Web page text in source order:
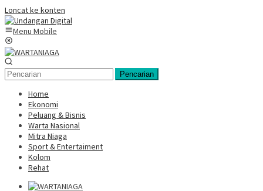
Loncat ke konten
Menu Mobile
Pencarian
Home
Ekonomi
Peluang & Bisnis
Warta Nasional
Mitra Niaga
Sport & Entertaiment
Kolom
Rehat